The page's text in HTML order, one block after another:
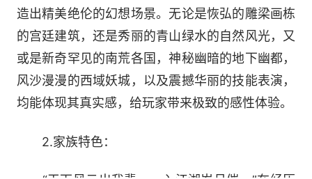
造出精美绝伦的幻想场景。无论是恢弘的雕梁画栋
的宫廷建筑，还是秀丽的青山绿水的自然风光，又
或是新奇罕见的南荒各国，神秘幽暗的地下幽都，
风沙漫漫的西域妖城，以及震撼华丽的技能表演，
均能体现其真实感，给玩家带来极致的感性体验。
2.家族特色：